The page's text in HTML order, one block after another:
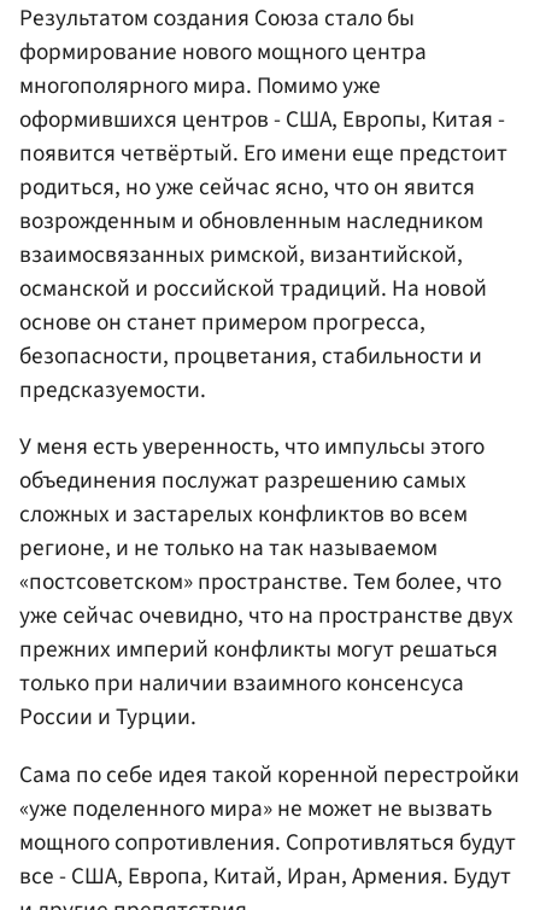
Результатом создания Союза стало бы
формирование нового мощного центра
многополярного мира. Помимо уже
оформившихся центров - США, Европы, Китая -
появится четвёртый. Его имени еще предстоит
родиться, но уже сейчас ясно, что он явится
возрожденным и обновленным наследником
взаимосвязанных римской, византийской,
османской и российской традиций. На новой
основе он станет примером прогресса,
безопасности, процветания, стабильности и
предсказуемости.
У меня есть уверенность, что импульсы этого
объединения послужат разрешению самых
сложных и застарелых конфликтов во всем
регионе, и не только на так называемом
«постсоветском» пространстве. Тем более, что
уже сейчас очевидно, что на пространстве двух
прежних империй конфликты могут решаться
только при наличии взаимного консенсуса
России и Турции.
Сама по себе идея такой коренной перестройки
«уже поделенного мира» не может не вызвать
мощного сопротивления. Сопротивляться будут
все - США, Европа, Китай, Иран, Армения. Будут